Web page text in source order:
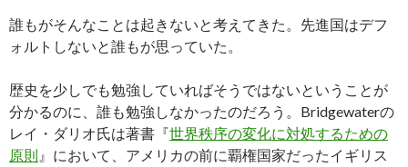
誰もがそんなことは起きないと考えてきた。先進国はデフ
ォルトしないと誰もが思っていた。
歴史を少しでも勉強していればそうではないということが
分かるのに、誰も勉強しなかったのだろう。Bridgewaterの
レイ・ダリオ氏は著書『世界秩序の変化に対処するための
原則 』において、アメリカの前に覇権国家だったイギリス